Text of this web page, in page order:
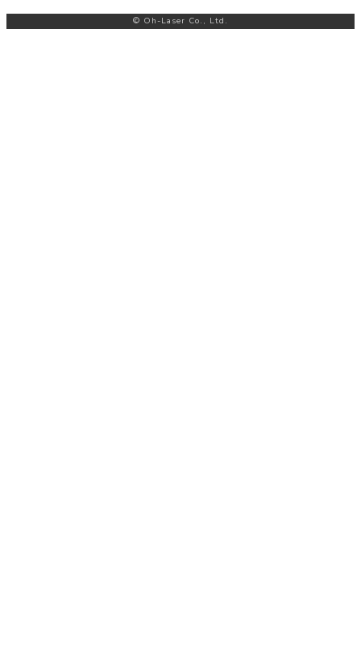
© Oh-Laser Co., Ltd.